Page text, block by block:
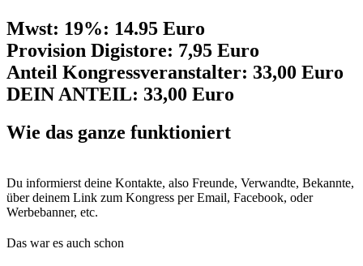
Mwst: 19%: 14.95 Euro
Provision Digistore: 7,95 Euro
Anteil Kongressveranstalter: 33,00 Euro
DEIN ANTEIL: 33,00 Euro
Wie das ganze funktioniert
Du informierst deine Kontakte, also Freunde, Verwandte, Bekannte,
über deinem Link zum Kongress per Email, Facebook, oder
Werbebanner, etc.
Das war es auch schon